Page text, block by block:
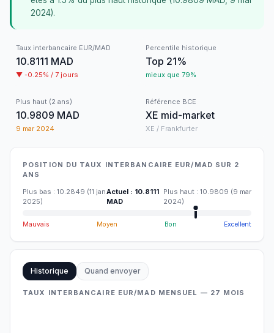
2024).
Taux interbancaire EUR/MAD
10.8111 MAD
▼ -0.25% / 7 jours
Percentile historique
Top 21%
mieux que 79%
Plus haut (2 ans)
10.9809 MAD
9 mar 2024
Référence BCE
XE mid-market
XE / Frankfurter
POSITION DU TAUX INTERBANCAIRE EUR/MAD SUR 2
ANS
Plus bas : 10.2849 (11 jan
2025)
Actuel : 10.8111
MAD
Plus haut: 10.9809 (9 mar
2024)
Mauvais Moyen Bon Excellent
Historique Quand envoyer
TAUX INTERBANCAIRE EUR/MAD MENSUEL — 27 MOIS